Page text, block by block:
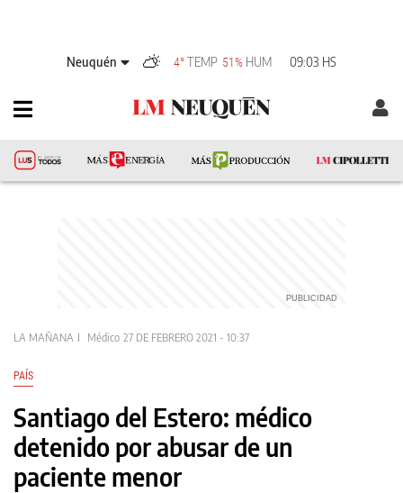
Neuquén 4° TEMP 51% HUM 09:03 HS
LA MAÑANA Médico 27 DE FEBRERO 2021 - 10:37
PAÍS
Santiago del Estero: médico
detenido por abusar de un
paciente menor